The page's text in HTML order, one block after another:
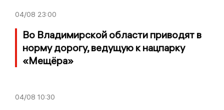
04/08 23:00
Во Владимирской области приводят в
норму дорогу, ведущую к нацпарку
«Мещёра»
04/08 10:30